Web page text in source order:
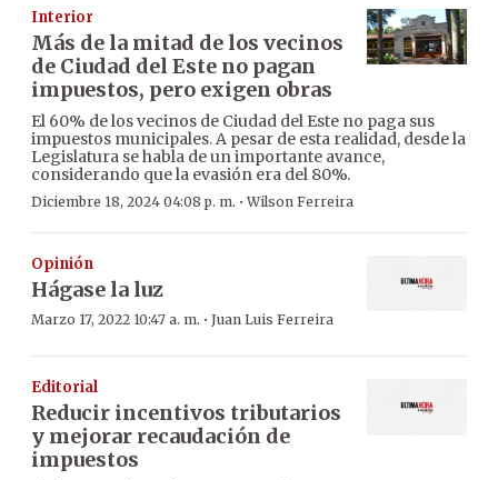
Interior
Más de la mitad de los vecinos
de Ciudad del Este no pagan
impuestos, pero exigen obras
El 60% de los vecinos de Ciudad del Este no paga sus
impuestos municipales. A pesar de esta realidad, desde la
Legislatura se habla de un importante avance,
considerando que la evasión era del 80%.
Diciembre 18, 2024 04:08 p. m. ·Wilson Ferreira
Opinión
Hágase la luz
Marzo 17, 2022 10:47 a. m. · Juan Luis Ferreira
Editorial
Reducir incentivos tributarios
y mejorar recaudación de
impuestos